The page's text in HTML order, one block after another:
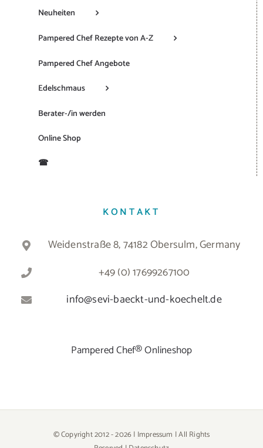
Neuheiten
Pampered Chef Rezepte von A-Z
Pampered Chef Angebote
Edelschmaus
Berater-/in werden
Online Shop
☎
KONTAKT
Weidenstraße 8, 74182 Obersulm, Germany
+49 (0) 17699267100
info@sevi-baeckt-und-koechelt.de
Pampered Chef® Onlineshop
© Copyright 2012 -2026 | Impressum | All Rights